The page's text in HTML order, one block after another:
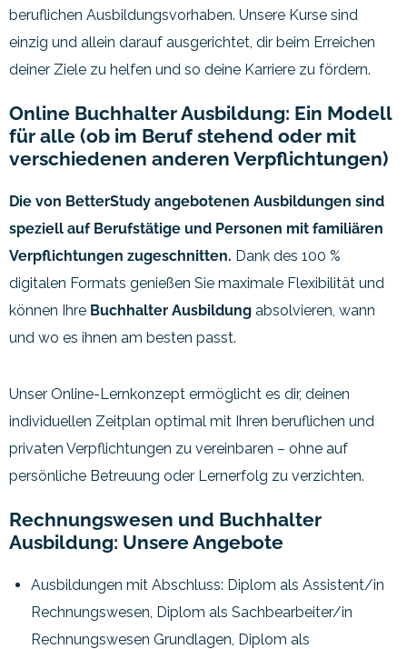
beruflichen Ausbildungsvorhaben. Unsere Kurse sind
einzig und allein darauf ausgerichtet, dir beim Erreichen
deiner Ziele zu helfen und so deine Karriere zu fördern.
Online Buchhalter Ausbildung: Ein Modell
für alle (ob im Beruf stehend oder mit
verschiedenen anderen Verpflichtungen)
Die von BetterStudy angebotenen Ausbildungen sind
speziell auf Berufstätige und Personen mit familiären
Verpflichtungen zugeschnitten. Dank des 100 %
digitalen Formats genießen Sie maximale Flexibilität und
können Ihre Buchhalter Ausbildung absolvieren, wann
und wo es ihnen am besten passt.
Unser Online-Lernkonzept ermöglicht es dir, deinen
individuellen Zeitplan optimal mit Ihren beruflichen und
privaten Verpflichtungen zu vereinbaren – ohne auf
persönliche Betreuung oder Lernerfolg zu verzichten.
Rechnungswesen und Buchhalter
Ausbildung: Unsere Angebote
Ausbildungen mit Abschluss: Diplom als Assistent/in
Rechnungswesen, Diplom als Sachbearbeiter/in
Rechnungswesen Grundlagen, Diplom als